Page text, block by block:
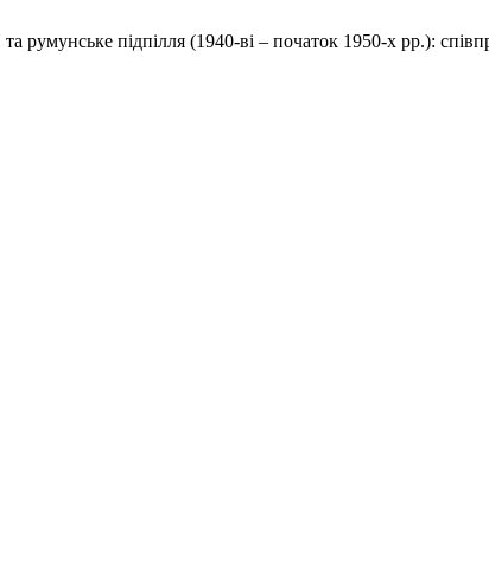
підпілля (1940-ві – початок 1950-х рр.):